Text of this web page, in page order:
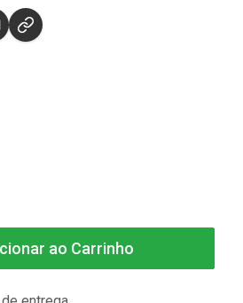
ao Carrinho